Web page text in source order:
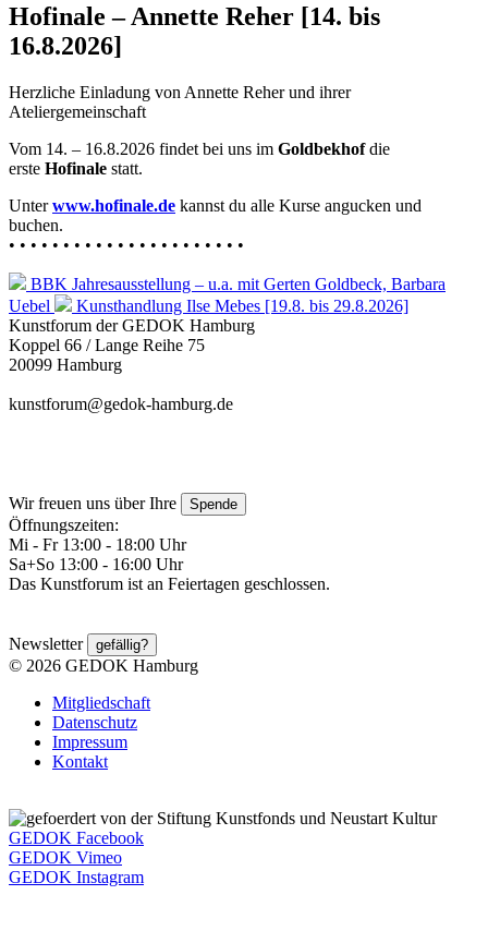
Hofinale – Annette Reher [14. bis
16.8.2026]
Herzliche Einladung von Annette Reher und ihrer
Ateliergemeinschaft
Vom 14. – 16.8.2026 findet bei uns im Goldbekhofdie
erste Hofinale statt.
Unter www.hofinale.de kannst du alle Kurse angucken und
buchen.
• • • • • • • • • • • • • • • • • • • • • •
BBK Jahresausstellung – u.a. mit Gerten Goldbeck, Barbara
Uebel
Kunsthandlung Ilse Mebes [19.8. bis 29.8.2026]
Kunstforum der GEDOK Hamburg
Koppel 66 / Lange Reihe 75
20099 Hamburg
kunstforum@gedok-hamburg.de
Wir freuen uns über Ihre Spende
Öffnungszeiten:
Mi - Fr 13:00 - 18:00 Uhr
Sa+So 13:00 - 16:00 Uhr
Das Kunstforum ist an Feiertagen geschlossen.
Newsletter gefällig?
© 2026 GEDOK Hamburg
Mitgliedschaft
Datenschutz
Impressum
Kontakt
GEDOK Facebook
GEDOK Vimeo
GEDOK Instagram